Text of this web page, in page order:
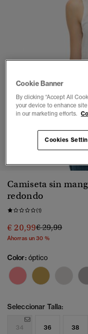
1 2
Camiseta sin
redondo
(1)
€ 20,99Precio
€ 29,99a
Ahorras un 30 %
Color: óptico
Seleccionar Talla:
34 36 38
Cookie Banner
By clicking “Accept All
your device to enhance
in our marketing efforts.
Cookies